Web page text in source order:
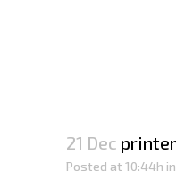
21 Dec
Posted at 10:44h in